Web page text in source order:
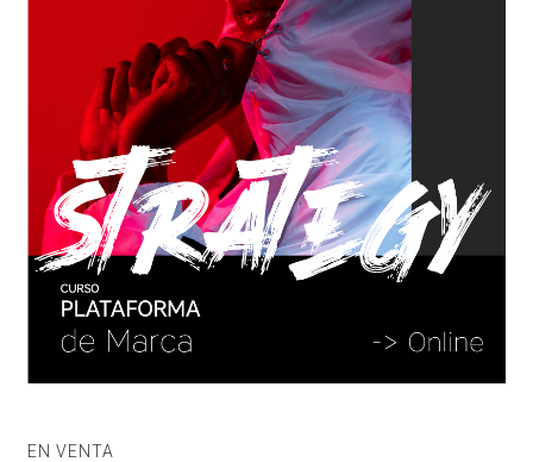
EN VENTA